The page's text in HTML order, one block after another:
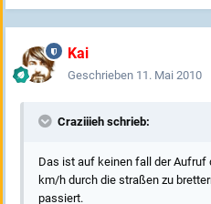
Kai
Geschrieben 11. Mai 2010
Craziiieh schrieb:
Das ist auf keinen fall der Aufruf
km/h durch die straßen zu
passiert.